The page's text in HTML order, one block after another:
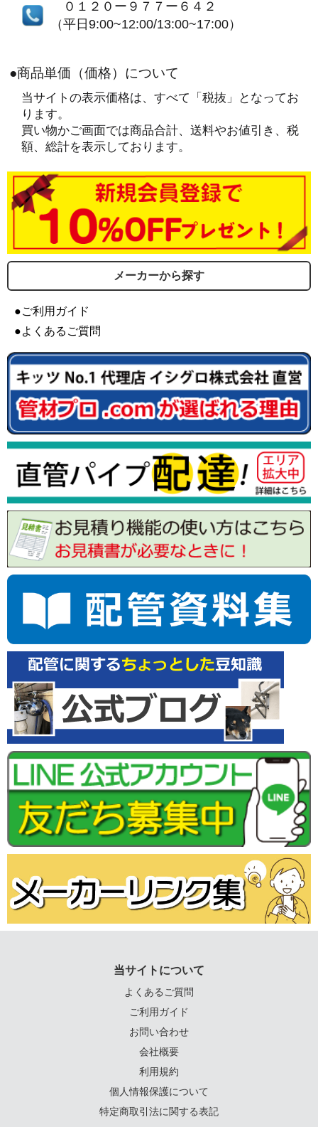
０１２０ー９７７ー６４２
（平日9:00~12:00/13:00~17:00）
●商品単価（価格）について
当サイトの表示価格は、すべて「税抜」となってお
ります。
買い物かご画面では商品合計、送料やお値引き、税
額、総計を表示しております。
メーカーから探す
●ご利用ガイド
●よくあるご質問
当サイトについて
よくあるご質問
ご利用ガイド
お問い合わせ
会社概要
利用規約
個人情報保護について
特定商取引法に関する表記